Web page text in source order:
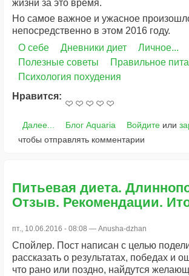
жизни за это время.
Но самое важное и ужасное
непосредственно в этом 2016 году.
О себе
Дневники диет Личное...
Полезные советы
Правильное
Психология похудения
Нравится:
Далее... Блог Aquaria Войдитеили
чтобы отправлять комментарии
Питьевая диета.
Отзыв. Рекомендации.
пт., 10.06.2016 - 08:08 — Anusha-dzhan
Спойлер. Пост написан с целью
рассказать о результатах, победах и
что рано или поздно, найдутся